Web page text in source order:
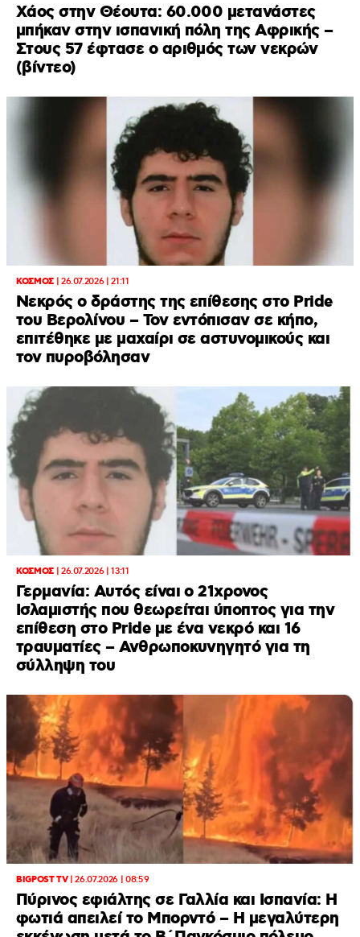
Xάος στην Θέουτα: 60.000 μετανάστες
μπήκαν στην ισπανική πόλη της Αφρικής –
Στους 57 έφτασε ο αριθμός των νεκρών
(βίντεο)
ΚΟΣΜΟΣ| 26.07.2026 | 21:11
Νεκρός ο δράστης της επίθεσης στο Pride
του Βερολίνου – Τον εντόπισαν σε κήπο,
επιτέθηκε με μαχαίρι σε αστυνομικούς και
τον πυροβόλησαν
ΚΟΣΜΟΣ| 26.07.2026 | 13:11
Γερμανία: Αυτός είναι ο 21χρονος
Ισλαμιστής που θεωρείται ύποπτος για την
επίθεση στο Pride με ένα νεκρό και 16
τραυματίες – Ανθρωποκυνηγητό για τη
σύλληψη του
BIGPOST TV|26.07.2026 | 08:59
Πύρινος εφιάλτης σε Γαλλία και Ισπανία: Η
φωτιά απειλεί το Μπορντό – H μεγαλύτερη